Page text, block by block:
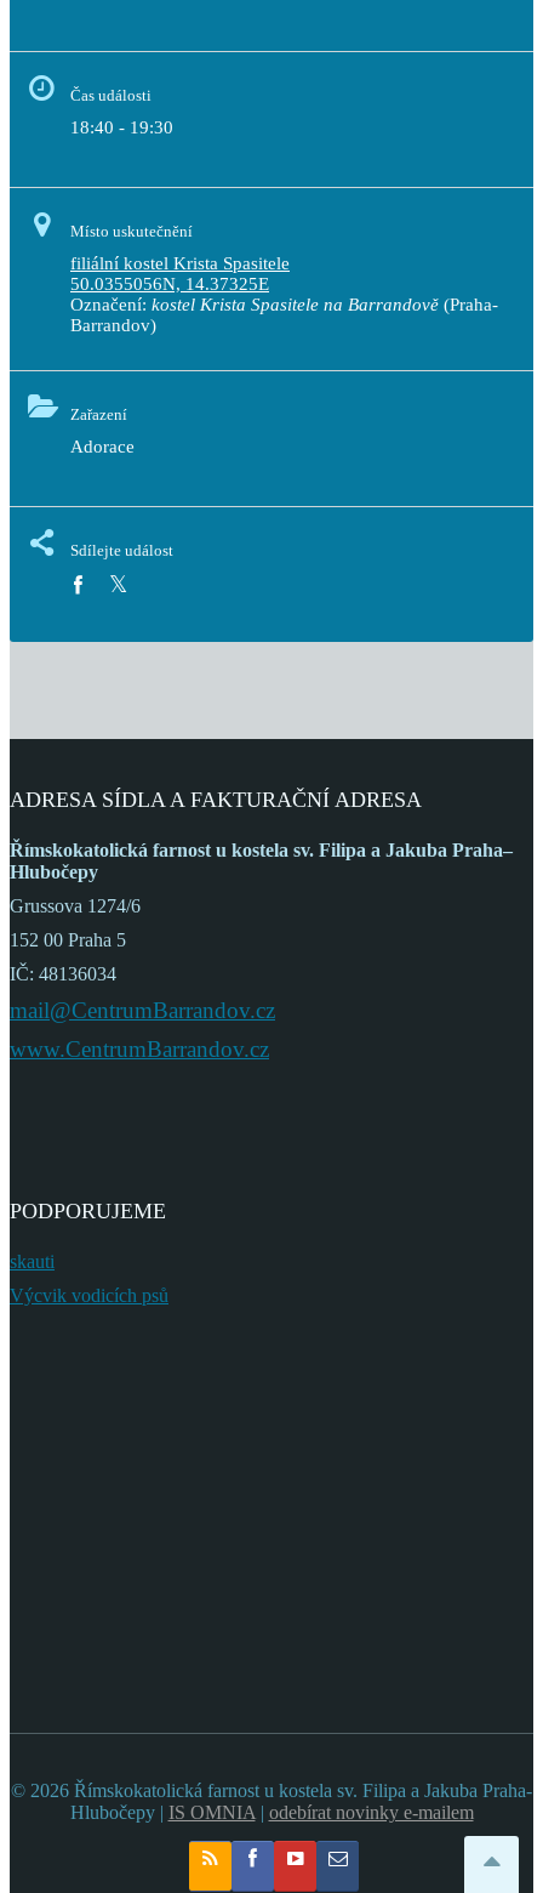
Čas události
18:40 - 19:30
Místo uskutečnění
filiální kostel Krista Spasitele
50.0355056N, 14.37325E
Označení: kostel Krista Spasitele na Barrandově (Praha-
Barrandov)
Zařazení
Adorace
Sdílejte událost
ADRESA SÍDLA A FAKTURAČNÍ ADRESA
Římskokatolická farnost u kostela sv. Filipa a Jakuba Praha–
Hlubočepy
Grussova 1274/6
152 00 Praha 5
IČ: 48136034
mail@CentrumBarrandov.cz
www.CentrumBarrandov.cz
PODPORUJEME
skauti
Výcvik vodicích psů
© 2026 Římskokatolická farnost u kostela sv. Filipa a Jakuba Praha-
Hlubočepy | IS OMNIA | odebírat novinky e-mailem